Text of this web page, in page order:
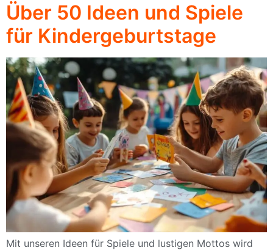
Über 50 Ideen und Spiele
für Kindergeburtstage
Mit unseren Ideen für Spiele und lustigen Mottos wird